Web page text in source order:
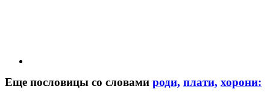
Еще пословицы со словами роди, плати, хорони: